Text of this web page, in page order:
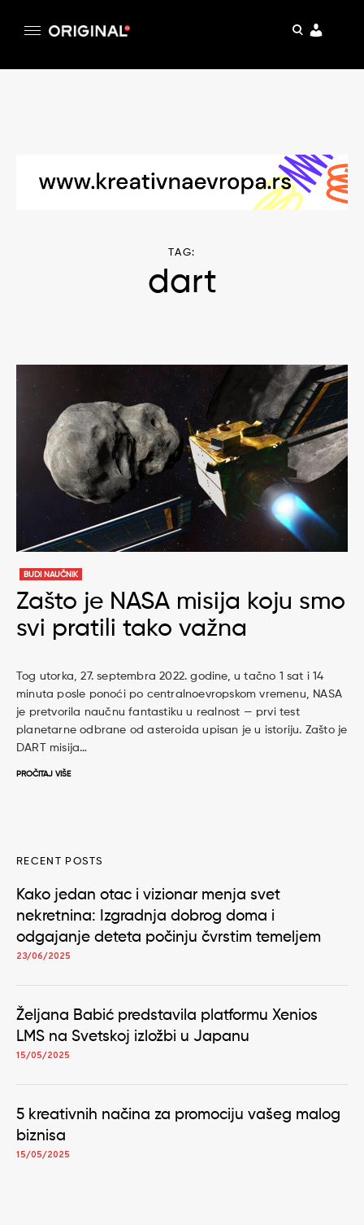
pretraga
TAG:
dart
BUDI NAUČNIK
Zašto je NASA misija koju smo
svi pratili tako važna
Tog utorka, 27. septembra 2022. godine, u tačno 1 sat i 14
minuta posle ponoći po centralnoevropskom vremenu, NASA
je pretvorila naučnu fantastiku u realnost — prvi test
planetarne odbrane od asteroida upisan je u istoriju. Zašto je
DART misija…
PROČITAJ VIŠE
RECENT POSTS
Kako jedan otac i vizionar menja svet
nekretnina: Izgradnja dobrog doma i
odgajanje deteta počinju čvrstim temeljem
23/06/2025
Željana Babić predstavila platformu Xenios
LMS na Svetskoj izložbi u Japanu
15/05/2025
5 kreativnih načina za promociju vašeg malog
biznisa
15/05/2025